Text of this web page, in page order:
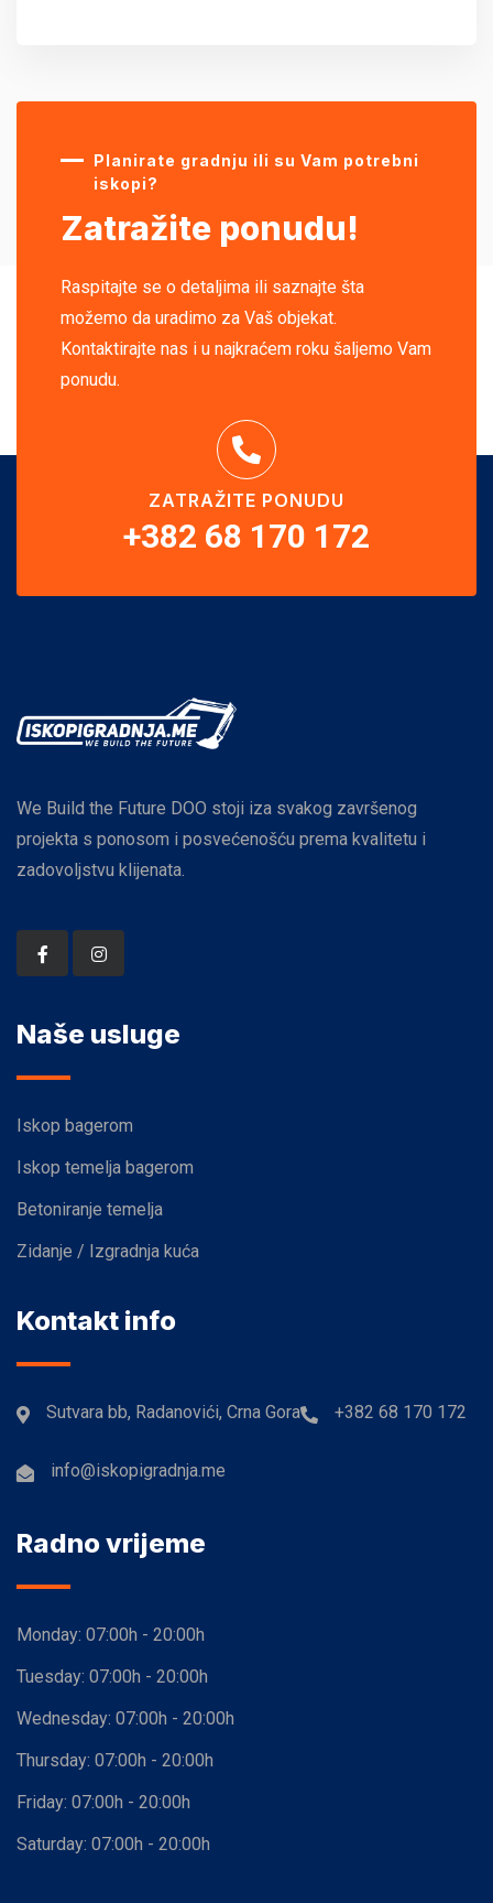
Planirate gradnju ili su Vam potrebni
iskopi?
Zatražite ponudu!
Raspitajte se o detaljima ili saznajte šta
možemo da uradimo za Vaš objekat.
Kontaktirajte nas i u najkraćem roku šaljemo Vam
ponudu.
ZATRAŽITE PONUDU
+382 68 170 172
We Build the Future DOO stoji iza svakog završenog
projekta s ponosom i posvećenošću prema kvalitetu i
zadovoljstvu klijenata.
Naše usluge
Iskop bagerom
Iskop temelja bagerom
Betoniranje temelja
Zidanje / Izgradnja kuća
Kontakt info
Sutvara bb, Radanovići, Crna Gora +382 68 170 172
info@iskopigradnja.me
Radno vrijeme
Monday: 07:00h - 20:00h
Tuesday: 07:00h - 20:00h
Wednesday: 07:00h - 20:00h
Thursday: 07:00h - 20:00h
Friday: 07:00h - 20:00h
Saturday: 07:00h - 20:00h